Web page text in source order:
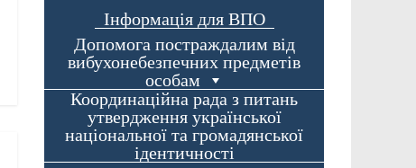
Інформація для ВПО
Допомога постраждалим від
вибухонебезпечних предметів
особам
Координаційна рада з питань
утвердження української
національної та громадянської
ідентичності